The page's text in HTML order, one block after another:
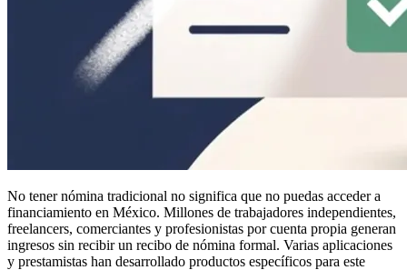
No tener nómina tradicional no significa que no puedas acceder a
financiamiento en México. Millones de trabajadores independientes,
freelancers, comerciantes y profesionistas por cuenta propia generan
ingresos sin recibir un recibo de nómina formal. Varias aplicaciones
y prestamistas han desarrollado productos específicos para este